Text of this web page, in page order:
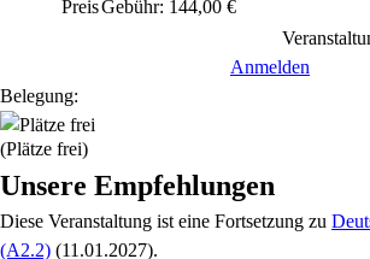
PreisGebühr: 144,00 €
Anmelden
Belegung:
(Plätze frei)
Unsere Empfehlungen
Diese Veranstaltung ist eine Fortsetzung zu
(A2.2) (11.01.2027).